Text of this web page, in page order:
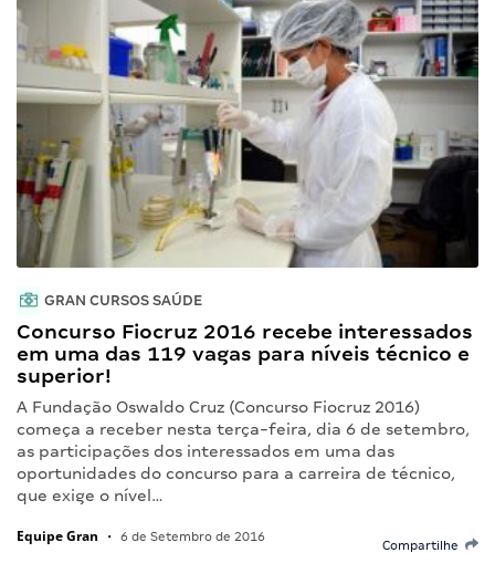
GRAN CURSOS SAÚDE
Concurso Fiocruz 2016 recebe interessados
em uma das 119 vagas para níveis técnico e
superior!
A Fundação Oswaldo Cruz (Concurso Fiocruz 2016)
começa a receber nesta terça-feira, dia 6 de setembro,
as participações dos interessados em uma das
oportunidades do concurso para a carreira de técnico,
que exige o nível…
Equipe Gran • 6 de Setembro de 2016
Compartilhe